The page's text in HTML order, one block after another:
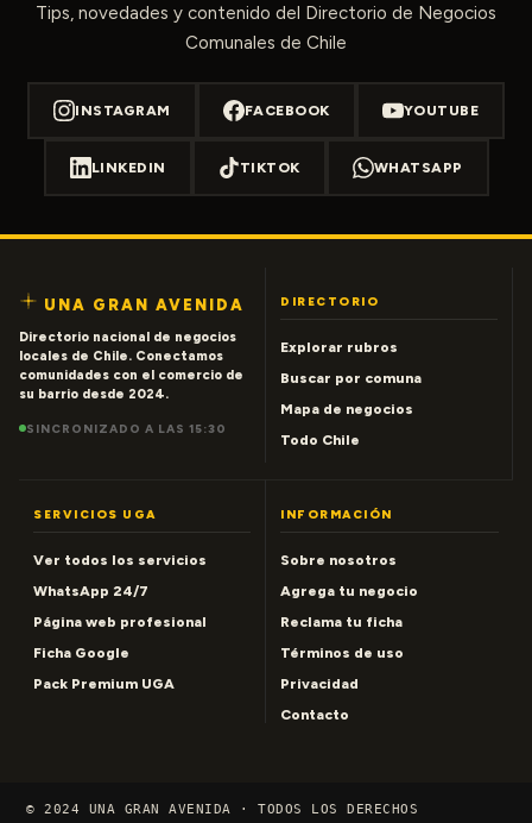
Tips, novedades y contenido del Directorio de Negocios
Comunales de Chile
INSTAGRAM FACEBOOK YOUTUBE
LINKEDIN TIKTOK WHATSAPP
UNA GRAN AVENIDA
Directorio nacional de negocios
locales de Chile. Conectamos
comunidades con el comercio de
su barrio desde 2024.
SINCRONIZADO A LAS 15:30
DIRECTORIO
Explorar rubros
Buscar por comuna
Mapa de negocios
Todo Chile
SERVICIOS UGA
Ver todos los servicios
WhatsApp 24/7
Página web profesional
Ficha Google
Pack Premium UGA
INFORMACIÓN
Sobre nosotros
Agrega tu negocio
Reclama tu ficha
Términos de uso
Privacidad
Contacto
© 2024 UNA GRAN AVENIDA · TODOS LOS DERECHOS